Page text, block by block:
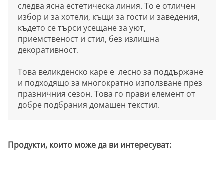
следва ясна естетическа линия. То е отличен
избор и за хотели, къщи за гости и заведения,
където се търси усещане за уют,
приемственост и стил, без излишна
декоративност.
Това великденско каре е лесно за поддържане
и подходящо за многократно използване през
празничния сезон. Това го прави елемент от
добре подбрания домашен текстил.
Продукти, които може да ви интересуват: